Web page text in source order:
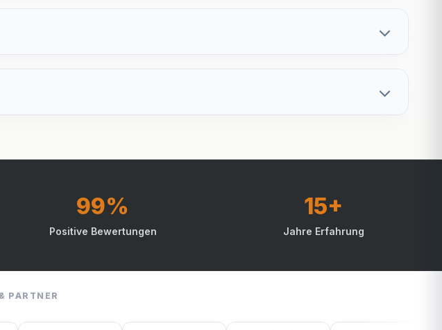
99%
Positive Bewertungen
15+
Jahre Erfahrung
PARTNER